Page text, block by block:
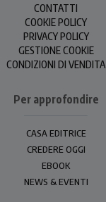
CONTATTI
COOKIE POLICY
PRIVACY POLICY
GESTIONE COOKIE
CONDIZIONI DI VENDITA
Per approfondire
CASA EDITRICE
CREDERE OGGI
EBOOK
NEWS & EVENTI